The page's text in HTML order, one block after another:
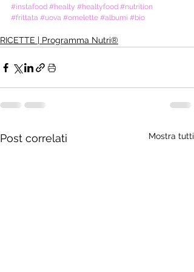
#instafood #healty #healtyfood #nutrition
#frittata #uova #omelette #albumi #bio
RICETTE | Programma Nutri®
Post correlati Mostra tutti